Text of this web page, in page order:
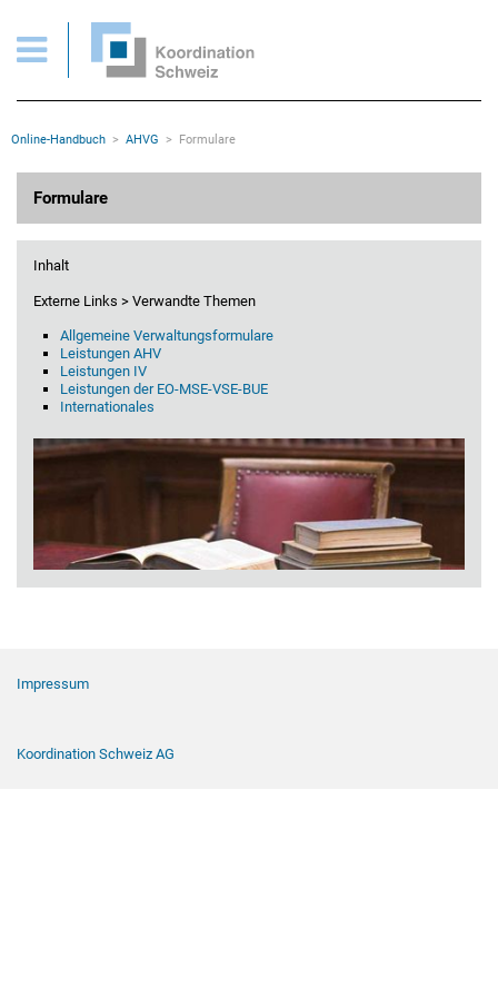
Wichtige Seiten
Home
Inhalt
Sitemap
Rootline Navigation
Online-Handbuch AHVG Formulare
Formulare
Inhalt
Externe Links > Verwandte Themen
Allgemeine Verwaltungsformulare
Leistungen AHV
Leistungen IV
Leistungen der EO-MSE-VSE-BUE
Internationales
Impressum
Koordination Schweiz AG